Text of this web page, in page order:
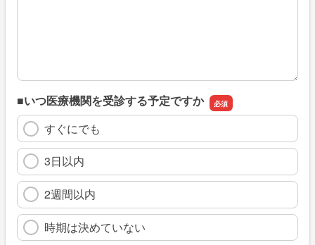
■いつ医療機関を受診する予定ですか
すぐにでも
3日以内
2週間以内
時期は決めていない